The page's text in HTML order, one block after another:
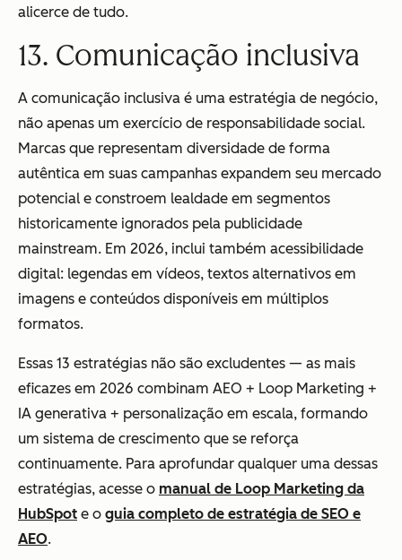
alicerce de tudo.
13. Comunicação inclusiva
A comunicação inclusiva é uma estratégia de negócio,
não apenas um exercício de responsabilidade social.
Marcas que representam diversidade de forma
autêntica em suas campanhas expandem seu mercado
potencial e constroem lealdade em segmentos
historicamente ignorados pela publicidade
mainstream. Em 2026, inclui também acessibilidade
digital: legendas em vídeos, textos alternativos em
imagens e conteúdos disponíveis em múltiplos
formatos.
Essas 13 estratégias não são excludentes — as mais
eficazes em 2026 combinam AEO + Loop Marketing +
IA generativa + personalização em escala, formando
um sistema de crescimento que se reforça
continuamente. Para aprofundar qualquer uma dessas
estratégias, acesse o manual de Loop Marketing da
HubSpot e o guia completo de estratégia de SEO e
AEO.